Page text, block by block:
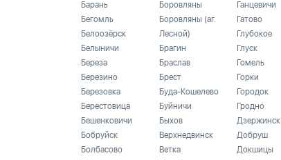
Барань
Бегомль
Белоозёрск
Белыничи
Береза
Березино
Березовка
Берестовица
Бешенковичи
Бобруйск
Болбасово
Боровляны
Боровляны (аг.
Лесной)
Брагин
Браслав
Брест
Буда-Кошелево
Буйничи
Быхов
Верхнедвинск
Ветка
Ганцевичи
Гатово
Глубокое
Глуск
Гомель
Горки
Городок
Гродно
Дзержинск
Добруш
Докшицы